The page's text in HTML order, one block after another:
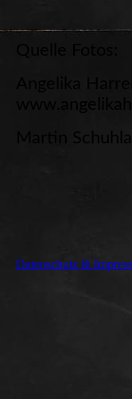
Martin
Datenschutz &